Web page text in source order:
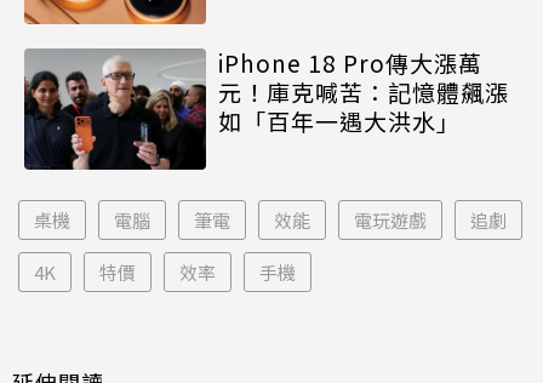
iPhone 18 Pro傳大漲萬
元！庫克喊苦：記憶體飆漲
如「百年一遇大洪水」
桌機 電腦 筆電 效能 電玩遊戲 追劇
4K 特價 效率 手機